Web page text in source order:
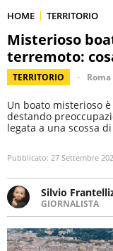
HOME TERRITORIO
Misterioso
terremoto:
TERRITORIO Roma
Un boato misterioso
destando
legata a una scossa
Pubblicato: 27 Settembre
Silvio
GIORNALISTA
Giornalista
informazione
cronaca,